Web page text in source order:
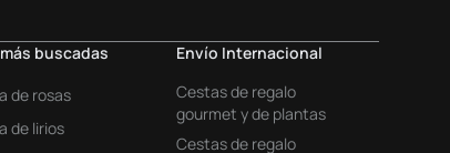
buscadas
de rosas
de lirios
Envío Internacional
Cestas de regalo
gourmet y de plantas
Cestas de regalo